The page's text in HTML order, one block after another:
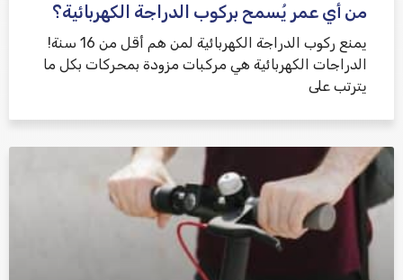
من أي عمر يُسمح بركوب الدراجة الكهربائية؟
يمنع ركوب الدراجة الكهربائية لمن هم أقل من 16 سنة!
الدراجات الكهربائية هي مركبات مزودة بمحركات بكل ما
يترتب على